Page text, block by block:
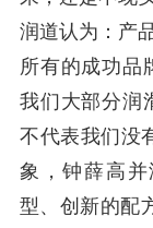
润道认为：产
所有的成功品
我们大部分润
不代表我们没
象，钟薛高
型、创新的配